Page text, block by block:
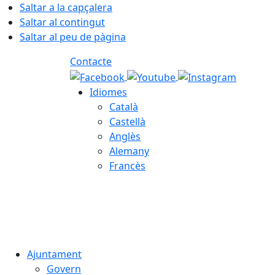
Saltar a la capçalera
Saltar al contingut
Saltar al peu de pàgina
Contacte
Idiomes
Català
Castellà
Anglès
Alemany
Francès
Ajuntament
Govern